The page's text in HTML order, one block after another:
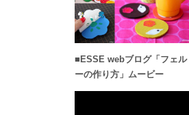
■ESSE webブログ「フェル
ーの作り方」ムービー